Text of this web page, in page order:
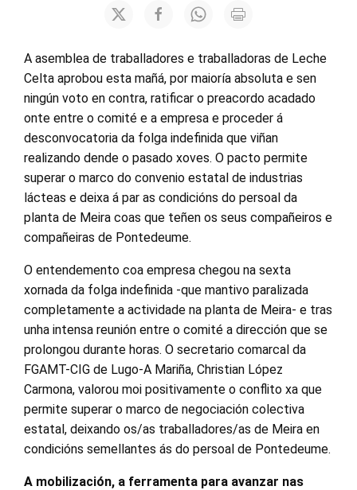
A asemblea de traballadores e traballadoras de Leche
Celta aprobou esta mañá, por maioría absoluta e sen
ningún voto en contra, ratificar o preacordo acadado
onte entre o comité e a empresa e proceder á
desconvocatoria da folga indefinida que viñan
realizando dende o pasado xoves. O pacto permite
superar o marco do convenio estatal de industrias
lácteas e deixa á par as condicións do persoal da
planta de Meira coas que teñen os seus compañeiros e
compañeiras de Pontedeume.
O entendemento coa empresa chegou na sexta
xornada da folga indefinida -que mantivo paralizada
completamente a actividade na planta de Meira- e tras
unha intensa reunión entre o comité a dirección que se
prolongou durante horas. O secretario comarcal da
FGAMT-CIG de Lugo-A Mariña, Christian López
Carmona, valorou moi positivamente o conflito xa que
permite superar o marco de negociación colectiva
estatal, deixando os/as traballadores/as de Meira en
condicións semellantes ás do persoal de Pontedeume.
A mobilización, a ferramenta para avanzar nas